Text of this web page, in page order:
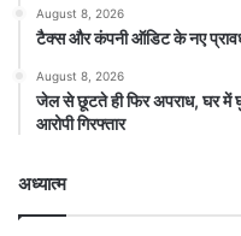
August 8, 2026
टैक्स और कंपनी ऑडिट के नए
August 8, 2026
जेल से छूटते ही फिर अपराध, घर में
आरोपी गिरफ्तार
अध्यात्म